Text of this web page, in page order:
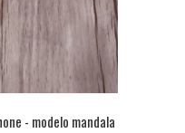
- modelo mandala